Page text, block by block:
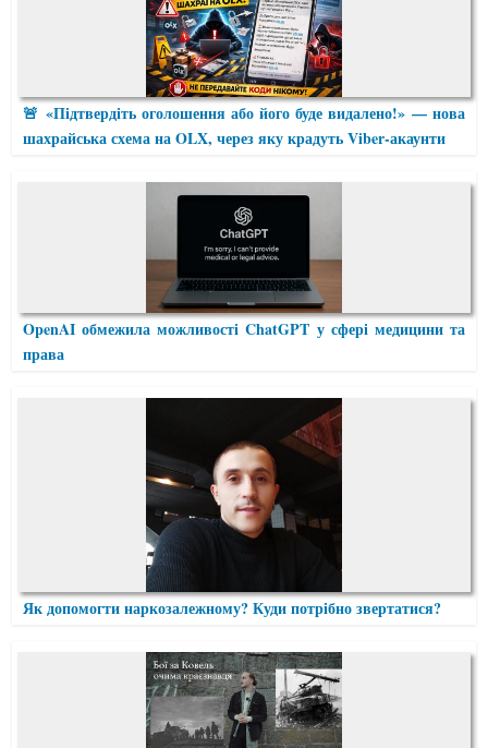
🚨 «Підтвердіть оголошення або його буде видалено!» — нова
шахрайська схема на OLX, через яку крадуть Viber-акаунти
OpenAI обмежила можливості ChatGPT у сфері медицини та
права
Як допомогти наркозалежному? Куди потрібно звертатися?